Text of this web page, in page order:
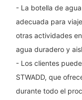
- La botella de
adecuada para
otras actividades
agua duradero y
- Los clientes
STWADD, que
durante todo el